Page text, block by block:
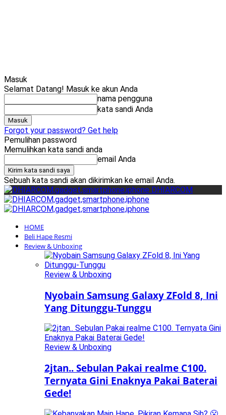
Masuk
Selamat Datang! Masuk ke akun Anda
nama pengguna
kata sandi Anda
Forgot your password? Get help
Pemulihan password
Memulihkan kata sandi anda
email Anda
Sebuah kata sandi akan dikirimkan ke email Anda.
DHIARCOM
HOME
Beli Hape Resmi
Review & Unboxing
Review & Unboxing
Nyobain Samsung Galaxy ZFold 8, Ini
Yang Ditunggu-Tunggu
Review & Unboxing
2jtan.. Sebulan Pakai realme C100.
Ternyata Gini Enaknya Pakai Baterai
Gede!